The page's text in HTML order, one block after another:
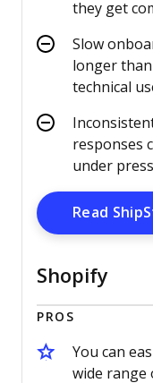
they get
Slow
longer
technical
responses
under
Read
Shopify
PROS
You can
wide range